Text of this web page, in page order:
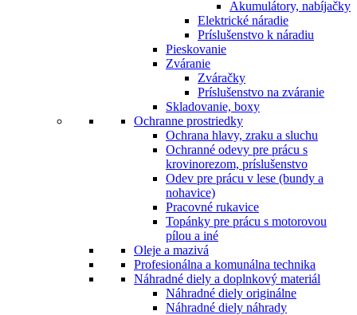
Akumulátory, nabíjačky
Elektrické náradie
Príslušenstvo k náradiu
Pieskovanie
Zváranie
Zváračky
Príslušenstvo na zváranie
Skladovanie, boxy
Ochranne prostriedky
Ochrana hlavy, zraku a sluchu
Ochranné odevy pre prácu s
krovinorezom, príslušenstvo
Odev pre prácu v lese (bundy a
nohavice)
Pracovné rukavice
Topánky pre prácu s motorovou
pílou a iné
Oleje a mazivá
Profesionálna a komunálna technika
Náhradné diely a doplnkový materiál
Náhradné diely originálne
Náhradné diely náhrady